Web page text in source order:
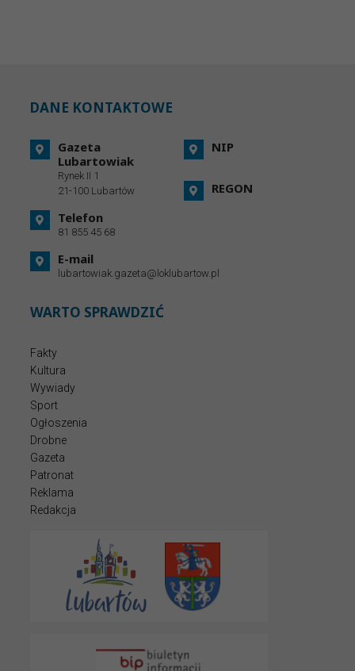
DANE KONTAKTOWE
Gazeta
Lubartowiak
Rynek II 1
21-100 Lubartów
Telefon
81 855 45 68
E-mail
lubartowiak.gazeta@loklubartow.pl
NIP
REGON
WARTO SPRAWDZIĆ
Fakty
Kultura
Wywiady
Sport
Ogłoszenia
Drobne
Gazeta
Patronat
Reklama
Redakcja